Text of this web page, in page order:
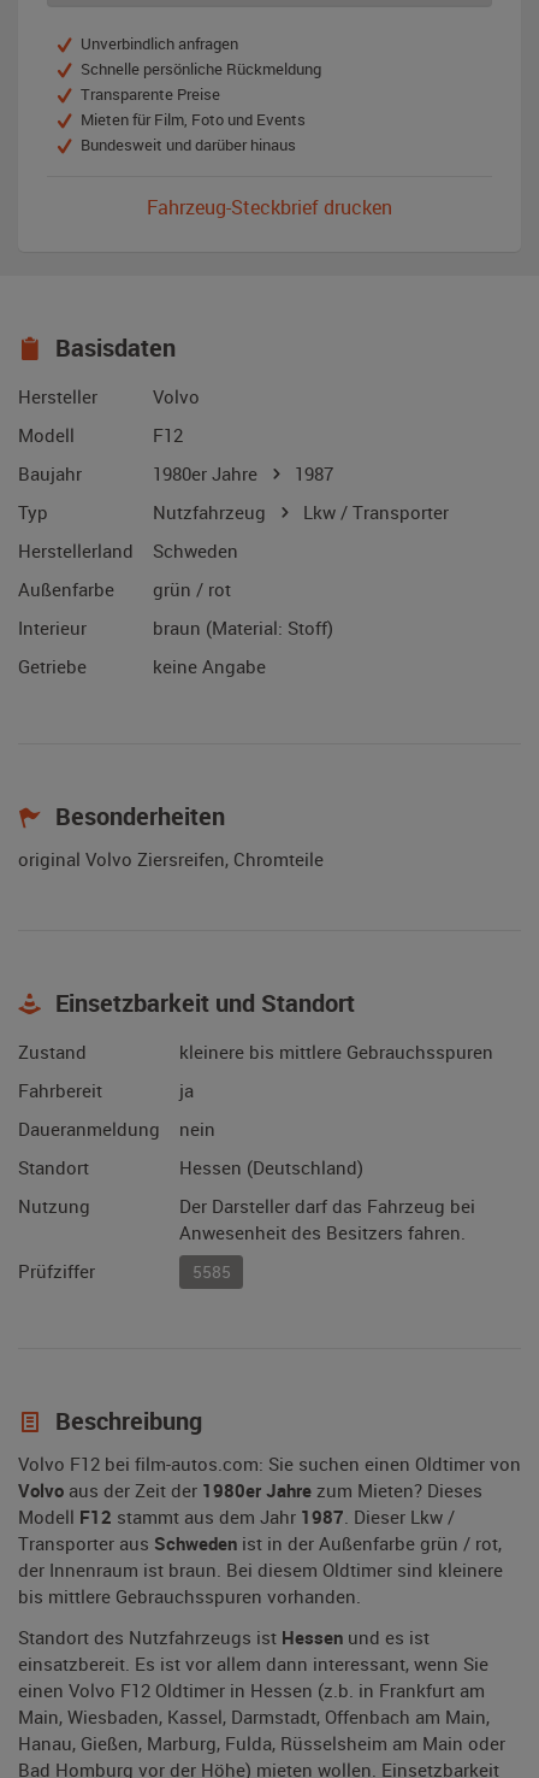
Unverbindlich anfragen
Schnelle persönliche Rückmeldung
Transparente Preise
Mieten für Film, Foto und Events
Bundesweit und darüber hinaus
Fahrzeug-Steckbrief drucken
Basisdaten
Hersteller
Volvo
Modell
F12
Baujahr
1980er Jahre
1987
Typ
Nutzfahrzeug
Lkw / Transporter
Herstellerland
Schweden
Außenfarbe
grün / rot
Interieur
braun (Material: Stoff)
Getriebe
keine Angabe
Besonderheiten
original Volvo Ziersreifen, Chromteile
Einsetzbarkeit und Standort
Zustand
kleinere bis mittlere Gebrauchsspuren
Fahrbereit
ja
Daueranmeldung
nein
Standort
Hessen (Deutschland)
Nutzung
Der Darsteller darf das Fahrzeug bei
Anwesenheit des Besitzers fahren.
Prüfziffer
5585
Beschreibung
Volvo F12 bei film-autos.com: Sie suchen einen Oldtimer von
Volvo aus der Zeit der 1980er Jahre zum Mieten? Dieses
Modell F12 stammt aus dem Jahr 1987. Dieser Lkw /
Transporter aus Schweden ist in der Außenfarbe grün / rot,
der Innenraum ist braun. Bei diesem Oldtimer sind kleinere
bis mittlere Gebrauchsspuren vorhanden.
Standort des Nutzfahrzeugs ist Hessen und es ist
einsatzbereit. Es ist vor allem dann interessant, wenn Sie
einen Volvo F12 Oldtimer in Hessen (z.b. in Frankfurt am
Main, Wiesbaden, Kassel, Darmstadt, Offenbach am Main,
Hanau, Gießen, Marburg, Fulda, Rüsselsheim am Main oder
Bad Homburg vor der Höhe) mieten wollen. Einsetzbarkeit